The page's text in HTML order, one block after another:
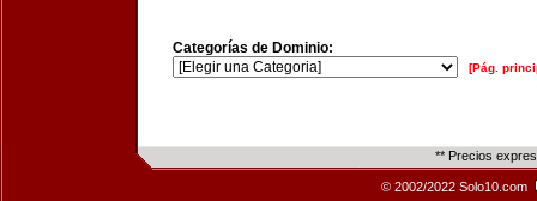
Categorías de Dominio:
[Pág.
** Precios
© 2002/2022 Solo10.com